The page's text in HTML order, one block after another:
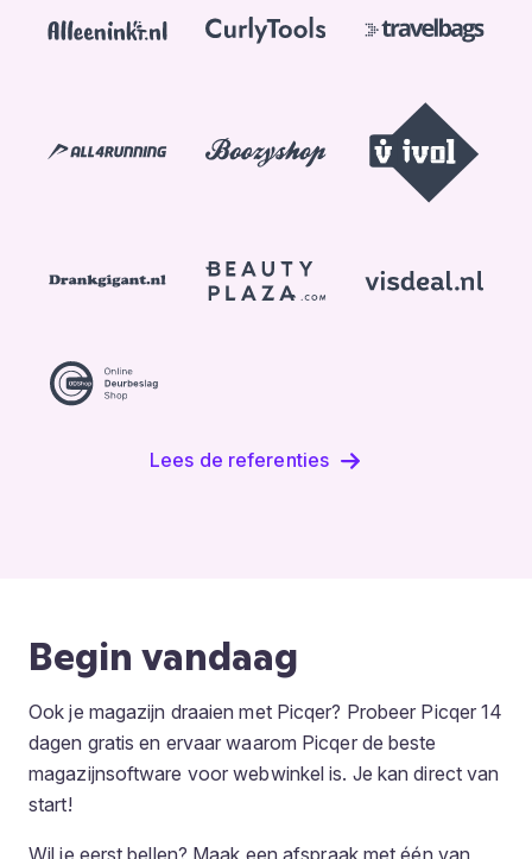
Lees de referenties
Begin vandaag
Ook je magazijn draaien met Picqer? Probeer Picqer 14
dagen gratis en ervaar waarom Picqer de beste
magazijnsoftware voor webwinkel is. Je kan direct van
start!
Wil je eerst bellen? Maak een afspraak met één van